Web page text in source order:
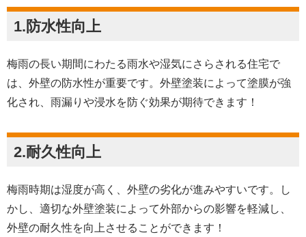
1.防水性向上
梅雨の長い期間にわたる雨水や湿気にさらされる住宅で
は、外壁の防水性が重要です。外壁塗装によって塗膜が強
化され、雨漏りや浸水を防ぐ効果が期待できます！
2.耐久性向上
梅雨時期は湿度が高く、外壁の劣化が進みやすいです。し
かし、適切な外壁塗装によって外部からの影響を軽減し、
外壁の耐久性を向上させることができます！